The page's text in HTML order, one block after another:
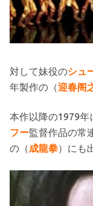
対して妹役のシュ
年製作の（迎春阁
本作以降の1979年
フー監督作品の常
の（成龍拳）にも